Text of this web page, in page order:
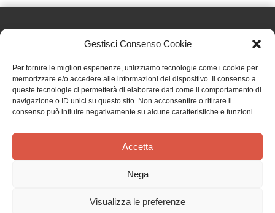
Gestisci Consenso Cookie
Per fornire le migliori esperienze, utilizziamo tecnologie come i cookie per
memorizzare e/o accedere alle informazioni del dispositivo. Il consenso a
queste tecnologie ci permetterà di elaborare dati come il comportamento di
navigazione o ID unici su questo sito. Non acconsentire o ritirare il
consenso può influire negativamente su alcune caratteristiche e funzioni.
Accetta
Nega
Visualizza le preferenze
Effatà Editrice di Pellegrino Paolo SAS
C.F. e P.IVA 09655250018
Via Tre Denti, 1 - 10060 Cantalupa (TO)
Telefono: (+39) 0121 353452 - Fax: (+39) 0121 353839
TERMINI E CONDIZIONI